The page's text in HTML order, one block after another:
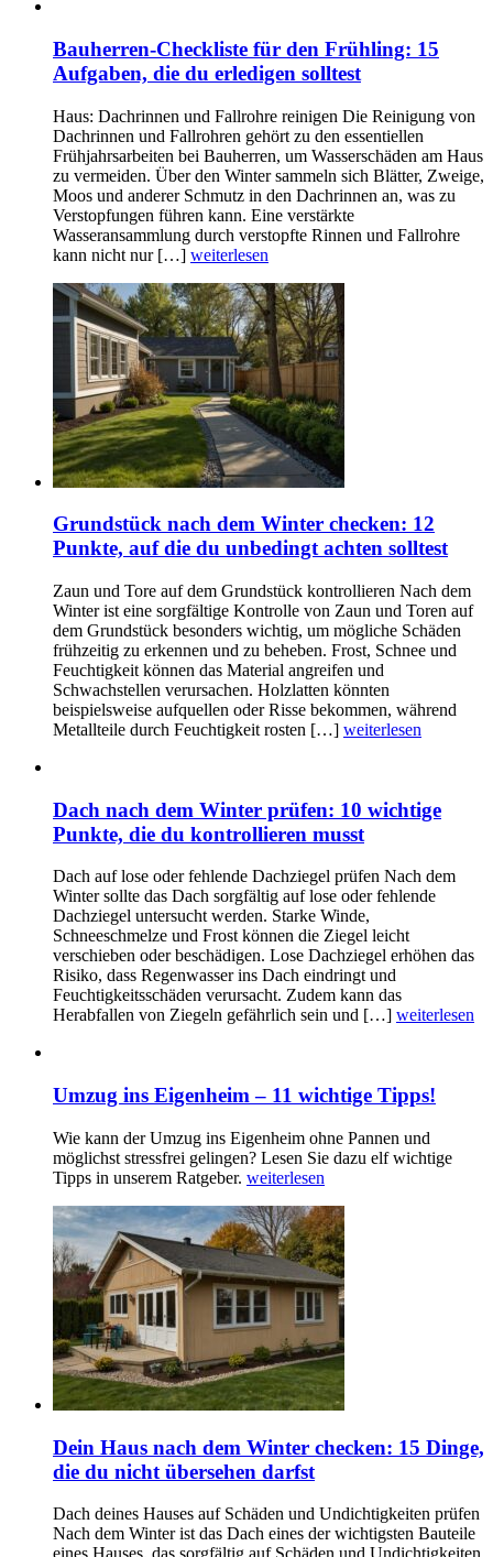
Bauherren-Checkliste für den Frühling: 15
Aufgaben, die du erledigen solltest
Haus: Dachrinnen und Fallrohre reinigen Die Reinigung von
Dachrinnen und Fallrohren gehört zu den essentiellen
Frühjahrsarbeiten bei Bauherren, um Wasserschäden am Haus
zu vermeiden. Über den Winter sammeln sich Blätter, Zweige,
Moos und anderer Schmutz in den Dachrinnen an, was zu
Verstopfungen führen kann. Eine verstärkte
Wasseransammlung durch verstopfte Rinnen und Fallrohre
kann nicht nur […] weiterlesen
Grundstück nach dem Winter checken: 12
Punkte, auf die du unbedingt achten solltest
Zaun und Tore auf dem Grundstück kontrollieren Nach dem
Winter ist eine sorgfältige Kontrolle von Zaun und Toren auf
dem Grundstück besonders wichtig, um mögliche Schäden
frühzeitig zu erkennen und zu beheben. Frost, Schnee und
Feuchtigkeit können das Material angreifen und
Schwachstellen verursachen. Holzlatten könnten
beispielsweise aufquellen oder Risse bekommen, während
Metallteile durch Feuchtigkeit rosten […] weiterlesen
Dach nach dem Winter prüfen: 10 wichtige
Punkte, die du kontrollieren musst
Dach auf lose oder fehlende Dachziegel prüfen Nach dem
Winter sollte das Dach sorgfältig auf lose oder fehlende
Dachziegel untersucht werden. Starke Winde,
Schneeschmelze und Frost können die Ziegel leicht
verschieben oder beschädigen. Lose Dachziegel erhöhen das
Risiko, dass Regenwasser ins Dach eindringt und
Feuchtigkeitsschäden verursacht. Zudem kann das
Herabfallen von Ziegeln gefährlich sein und […] weiterlesen
Umzug ins Eigenheim – 11 wichtige Tipps!
Wie kann der Umzug ins Eigenheim ohne Pannen und
möglichst stressfrei gelingen? Lesen Sie dazu elf wichtige
Tipps in unserem Ratgeber. weiterlesen
Dein Haus nach dem Winter checken: 15 Dinge,
die du nicht übersehen darfst
Dach deines Hauses auf Schäden und Undichtigkeiten prüfen
Nach dem Winter ist das Dach eines der wichtigsten Bauteile